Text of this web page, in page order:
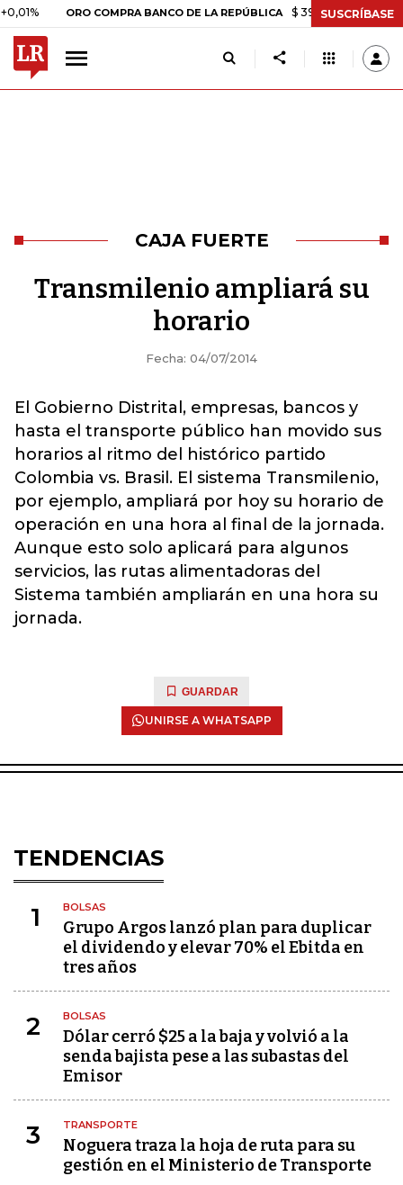
ORO COMPRA BANCO DE LA REPÚBLICA $ 399.745,16 +$ 2.295,71
SUSCRÍBASE
CAJA FUERTE
Transmilenio ampliará su
horario
Fecha: 04/07/2014
El Gobierno Distrital, empresas, bancos y
hasta el transporte público han movido sus
horarios al ritmo del histórico partido
Colombia vs. Brasil. El sistema Transmilenio,
por ejemplo, ampliará por hoy su horario de
operación en una hora al final de la jornada.
Aunque esto solo aplicará para algunos
servicios, las rutas alimentadoras del
Sistema también ampliarán en una hora su
jornada.
GUARDAR
UNIRSE A WHATSAPP
TENDENCIAS
1 BOLSAS
Grupo Argos lanzó plan para duplicar
el dividendo y elevar 70% el Ebitda en
tres años
2 BOLSAS
Dólar cerró $25 a la baja y volvió a la
senda bajista pese a las subastas del
Emisor
3 TRANSPORTE
Noguera traza la hoja de ruta para su
gestión en el Ministerio de Transporte